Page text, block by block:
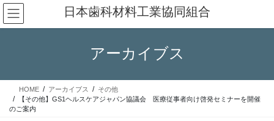
コ
ン
テ
ス
ナ
ビ
ゲ
ン
日本歯科材料工業協同組合
アーカイブス
HOME アーカイブス
その他
【その他】GS1ヘルスケアジャパン協議会 医療従事者向け啓発セミナーを開催
のご案内